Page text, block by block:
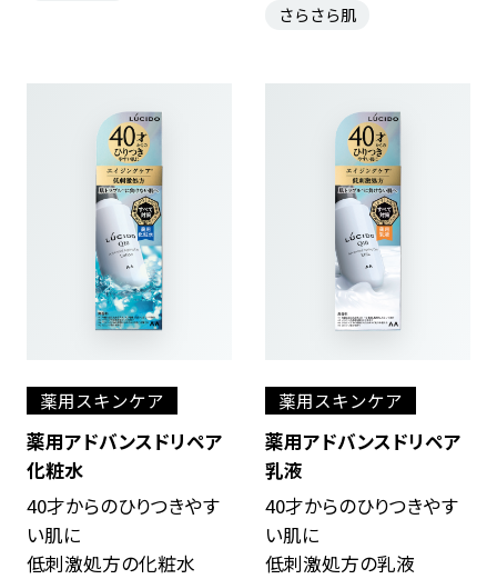
さらさら肌
薬用スキンケア
薬用アドバンスドリペア
化粧水
40才からのひりつきやす
い肌に
低刺激処方の化粧水
薬用スキンケア
薬用アドバンスドリペア
乳液
40才からのひりつきやす
い肌に
低刺激処方の乳液